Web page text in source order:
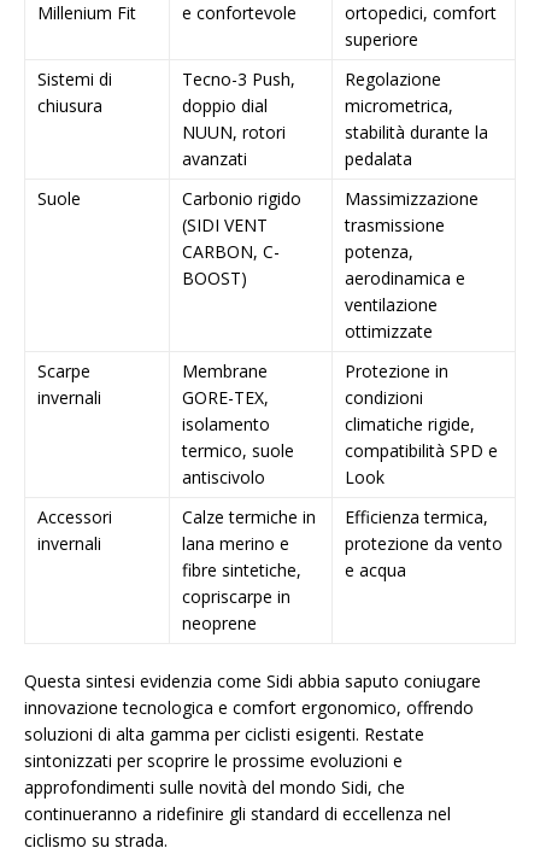
Millenium Fit
e confortevole
ortopedici, comfort
superiore
Sistemi di
chiusura
Tecno-3 Push,
doppio dial
NUUN, rotori
avanzati
Regolazione
micrometrica,
stabilità durante la
pedalata
Suole
Carbonio rigido
(SIDI VENT
CARBON, C-
BOOST)
Massimizzazione
trasmissione
potenza,
aerodinamica e
ventilazione
ottimizzate
Scarpe
invernali
Membrane
GORE-TEX,
isolamento
termico, suole
antiscivolo
Protezione in
condizioni
climatiche rigide,
compatibilità SPD e
Look
Accessori
invernali
Calze termiche in
lana merino e
fibre sintetiche,
copriscarpe in
neoprene
Efficienza termica,
protezione da vento
e acqua
Questa sintesi evidenzia come Sidi abbia saputo coniugare
innovazione tecnologica e comfort ergonomico, offrendo
soluzioni di alta gamma per ciclisti esigenti. Restate
sintonizzati per scoprire le prossime evoluzioni e
approfondimenti sulle novità del mondo Sidi, che
continueranno a ridefinire gli standard di eccellenza nel
ciclismo su strada.